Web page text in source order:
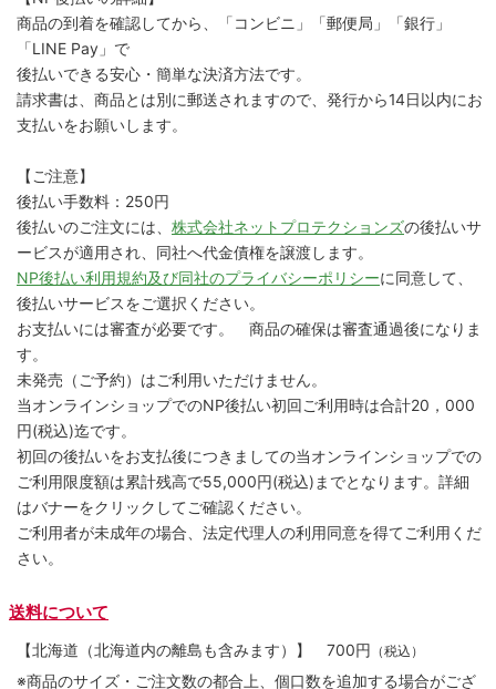
商品の到着を確認してから、「コンビニ」「郵便局」「銀行」
「LINE Pay」で
後払いできる安心・簡単な決済方法です。
請求書は、商品とは別に郵送されますので、発行から14日以内にお
支払いをお願いします。
【ご注意】
後払い手数料：250円
後払いのご注文には、 株式会社ネットプロテクションズの後払いサ
ービスが適用され、同社へ代金債権を譲渡します。
NP後払い利用規約及び同社のプライバシーポリシーに同意して、
後払いサービスをご選択ください。
お支払いには審査が必要です。 商品の確保は審査通過後になりま
す。
未発売（ご予約）はご利用いただけません。
当オンラインショップでのNP後払い初回ご利用時は合計20，000
円(税込)迄です。
初回の後払いをお支払後につきましての当オンラインショップでの
ご利用限度額は累計残高で55,000円(税込)までとなります。詳細
はバナーをクリックしてご確認ください。
ご利用者が未成年の場合、法定代理人の利用同意を得てご利用くだ
さい。
送料について
【北海道（北海道内の離島も含みます）】 700円 （税込）
※商品のサイズ・ご注文数の都合上、個口数を追加する場合がござ